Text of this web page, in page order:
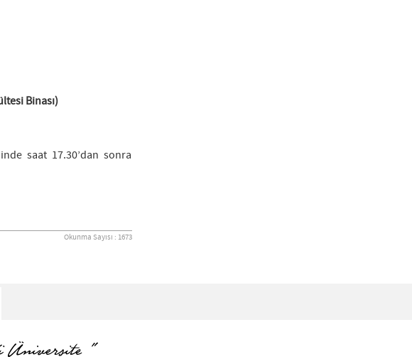
Binası)
saat 17.30’dan sonra
Okunma Sayısı : 1673